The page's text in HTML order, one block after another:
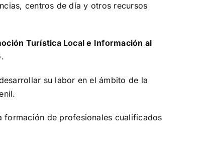
centros de día y otros recursos
Turística Local e Información al
su labor en el ámbito de la
formación de profesionales cualificados